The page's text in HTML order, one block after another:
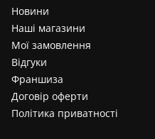
Новини
Наші магазини
Мої замовлення
Відгуки
Франшиза
Договір оферти
Політика приватності